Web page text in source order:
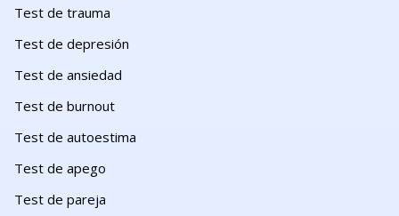
Test de trauma
Test de depresión
Test de ansiedad
Test de burnout
Test de autoestima
Test de apego
Test de pareja